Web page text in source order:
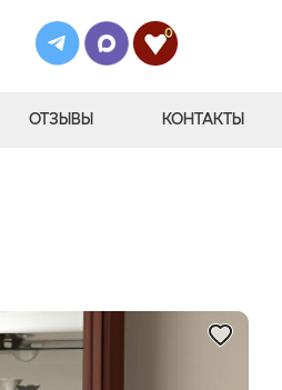
0
ОТЗЫВЫ КОНТАКТЫ